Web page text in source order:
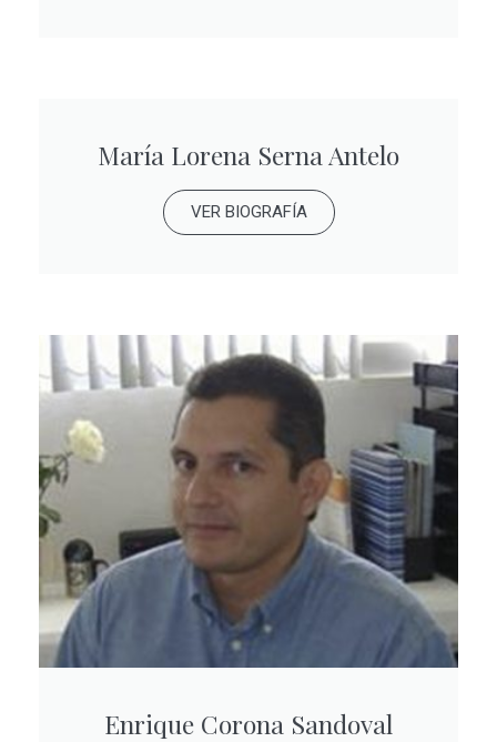
María Lorena Serna Antelo
VER BIOGRAFÍA
Enrique Corona Sandoval